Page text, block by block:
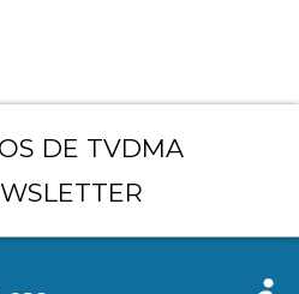
DE TVDMA